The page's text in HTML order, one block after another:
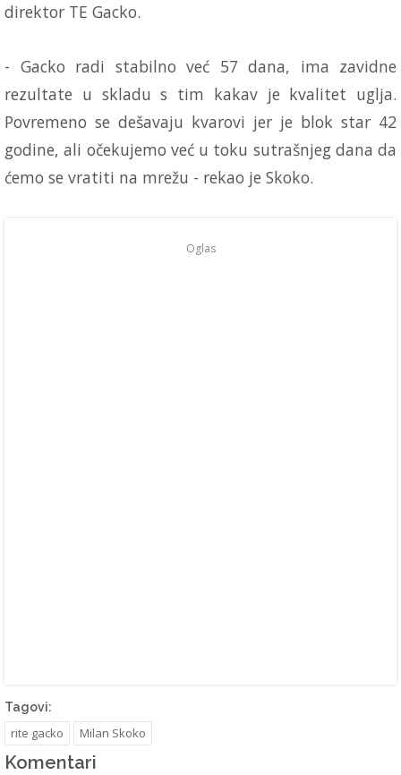
direktor TE Gacko.
- Gacko radi stabilno već 57 dana, ima zavidne
rezultate u skladu s tim kakav je kvalitet uglja.
Povremeno se dešavaju kvarovi jer je blok star 42
godine, ali očekujemo već u toku sutrašnjeg dana da
ćemo se vratiti na mrežu - rekao je Skoko.
Oglas
Tagovi:
rite gacko Milan Skoko
Komentari